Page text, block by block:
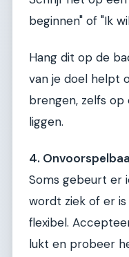
beginnen" of "Ik
Hang dit op de
van je doel helpt
brengen, zelfs
liggen.
4.
Soms gebeurt er
wordt ziek of er is
flexibel.
lukt en probeer